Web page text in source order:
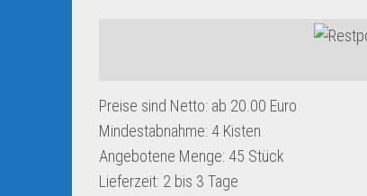
Preise sind Netto: ab 20.00 Euro
Mindestabnahme: 4 Kisten
Angebotene Menge: 45 Stück
Lieferzeit: 2 bis 3 Tage